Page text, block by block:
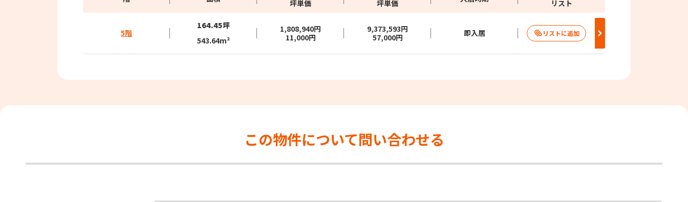
坪単価
坪単価
リスト
5階
164.45坪
543.64m²
1,808,940円
11,000円
9,373,593円
57,000円
即入居
この物件について問い合わせる